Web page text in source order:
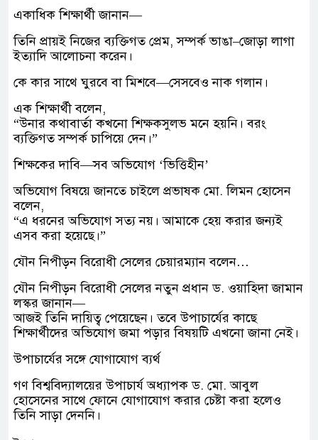
একাধিক শিক্ষার্থী জানান—
তিনি প্রায়ই নিজের ব্যক্তিগত প্রেম, সম্পর্ক ভাঙা–জোড়া লাগা
ইত্যাদি আলোচনা করেন।
কে কার সাথে ঘুরবে বা মিশবে—সেসবেও নাক গলান।
এক শিক্ষার্থী বলেন,
“উনার কথাবার্তা কখনো শিক্ষকসুলভ মনে হয়নি। বরং
ব্যক্তিগত সম্পর্ক চাপিয়ে দেন।”
শিক্ষকের দাবি—সব অভিযোগ ‘ভিত্তিহীন’
অভিযোগ বিষয়ে জানতে চাইলে প্রভাষক মো. লিমন হোসেন
বলেন,
“এ ধরনের অভিযোগ সত্য নয়। আমাকে হেয় করার জন্যই
এসব করা হয়েছে।”
যৌন নিপীড়ন বিরোধী সেলের চেয়ারম্যান বলেন…
যৌন নিপীড়ন বিরোধী সেলের নতুন প্রধান ড. ওয়াহিদা জামান
লস্কর জানান—
আজই তিনি দায়িত্ব পেয়েছেন। তবে উপাচার্যের কাছে
শিক্ষার্থীদের অভিযোগ জমা পড়ার বিষয়টি এখনো জানা নেই।
উপাচার্যের সঙ্গে যোগাযোগ ব্যর্থ
গণ বিশ্ববিদ্যালয়ের উপাচার্য অধ্যাপক ড. মো. আবুল
হোসেনের সাথে ফোনে যোগাযোগ করার চেষ্টা করা হলেও
তিনি সাড়া দেননি।